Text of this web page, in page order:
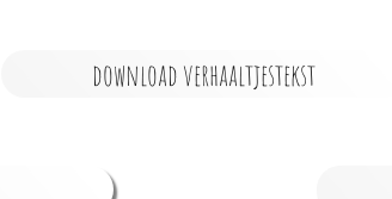
download verhaaltjestekst